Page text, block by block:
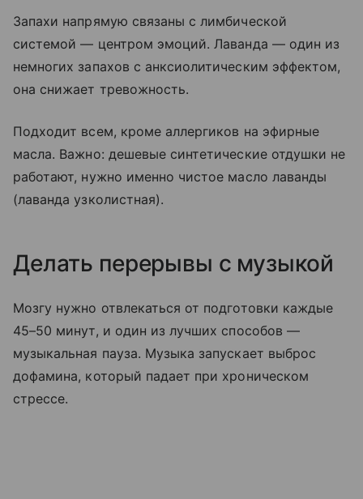
Запахи напрямую связаны с лимбической
системой — центром эмоций. Лаванда — один из
немногих запахов с анксиолитическим эффектом,
она снижает тревожность.
Подходит всем, кроме аллергиков на эфирные
масла. Важно: дешевые синтетические отдушки не
работают, нужно именно чистое масло лаванды
(лаванда узколистная).
Делать перерывы с музыкой
Мозгу нужно отвлекаться от подготовки каждые
45–50 минут, и один из лучших способов —
музыкальная пауза. Музыка запускает выброс
дофамина, который падает при хроническом
стрессе.